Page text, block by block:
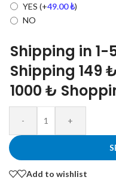
YES (+49.00₺)
NO
Shipping in
Shipping 149
1000 ₺
- +
Add to wishlist